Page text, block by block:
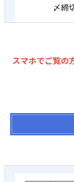
〆
スマホでご覧の